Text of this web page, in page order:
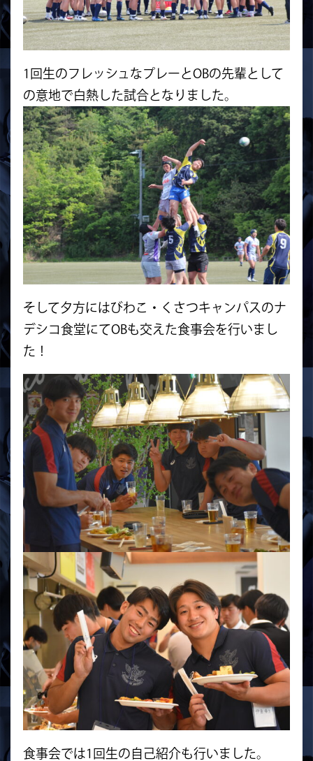
1回生のフレッシュなプレーとOBの先輩として
の意地で白熱した試合となりました。
そして夕方にはびわこ・くさつキャンパスのナ
デシコ食堂にてOBも交えた食事会を行いまし
た！
食事会では1回生の自己紹介も行いました。